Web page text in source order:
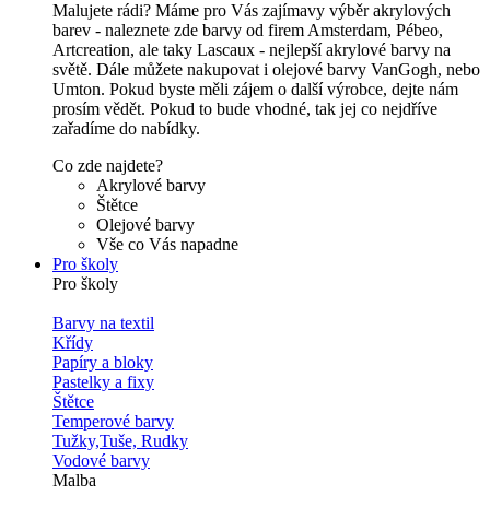
Malujete rádi? Máme pro Vás zajímavy výběr akrylových
barev - naleznete zde barvy od firem Amsterdam, Pébeo,
Artcreation, ale taky Lascaux - nejlepší akrylové barvy na
světě. Dále můžete nakupovat i olejové barvy VanGogh, nebo
Umton. Pokud byste měli zájem o další výrobce, dejte nám
prosím vědět. Pokud to bude vhodné, tak jej co nejdříve
zařadíme do nabídky.
Co zde najdete?
Akrylové barvy
Štětce
Olejové barvy
Vše co Vás napadne
Pro školy
Pro školy
Barvy na textil
Křídy
Papíry a bloky
Pastelky a fixy
Štětce
Temperové barvy
Tužky,Tuše, Rudky
Vodové barvy
Malba